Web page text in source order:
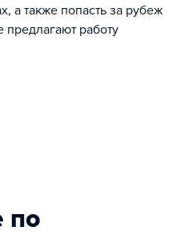
а также попасть за рубеж
работу
по